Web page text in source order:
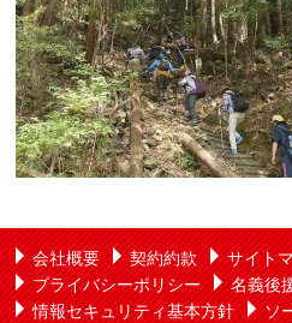
会社概要 契約約款 サイト
プライバシーポリシー
名義後
情報セキュリティ基本方針
ソ